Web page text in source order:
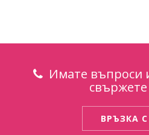
Имате въпроси
свържете
ВРЪЗКА